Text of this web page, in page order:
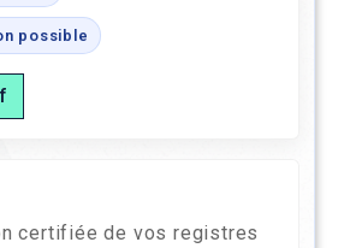
possible
certifiée de vos registres